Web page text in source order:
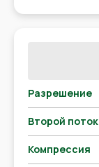
Разрешение
Второй поток
Компрессия